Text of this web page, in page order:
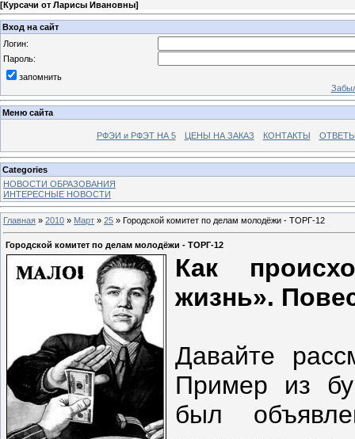
[Курсачи от Ларисы Ивановны]
Вход на сайт
Логин:
Пароль:
запомнить
Меню сайта
РФЭИ и РФЭТ НА 5 ЦЕНЫ НА ЗАКАЗ КОНТАКТЫ
Categories
НОВОСТИ ОБРАЗОВАНИЯ
ИНТЕРЕСНЫЕ НОВОСТИ
Главная » 2010 » Март » 25 » Городской комитет по делам молодёжи - ТОРГ-12
Городской комитет по делам молодёжи - ТОРГ-12
Как
жизнь».
Давайте
Пример из
был